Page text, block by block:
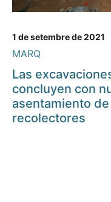
1 de setembre de 2021
MARQ
Las
concluyen con
asentamiento
recolectores